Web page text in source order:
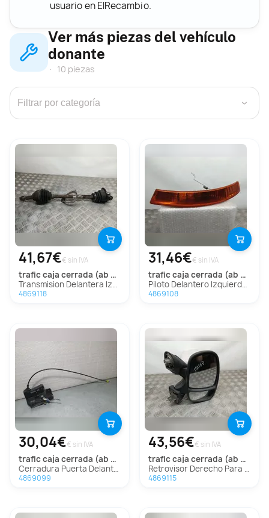
usuario en ElRecambio.
Ver más piezas del vehículo
donante
10 piezas
›
41,67€€ sin IVA
trafic caja cerrada (ab 4.01)
Transmision Delantera Izquierda Para Renault Trafic Caja Cerrada
4869118
31,46€€ sin IVA
trafic caja cerrada (ab 4.01)
Piloto Delantero Izquierdo Para Renault Trafic Caja Cerrada
4869108
30,04€€ sin IVA
trafic caja cerrada (ab 4.01)
Cerradura Puerta Delantera Izquierda Para Renault Trafic Caja Cerrada
4869099
43,56€€ sin IVA
trafic caja cerrada (ab 4.01)
Retrovisor Derecho Para Renault Trafic Caja Cerrada
4869115